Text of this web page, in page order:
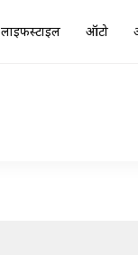
लाइफस्टाइल ऑटो